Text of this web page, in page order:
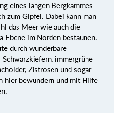
eines langen Bergkammes
zum Gipfel. Dabei kann man
das Meer wie auch die
Ebene im Norden bestaunen.
durch wunderbare
immergrüne
Zistrosen und sogar
hier bewundern und mit Hilfe